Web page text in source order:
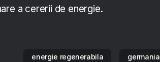
a cererii de energie.
energie regenerabila germania